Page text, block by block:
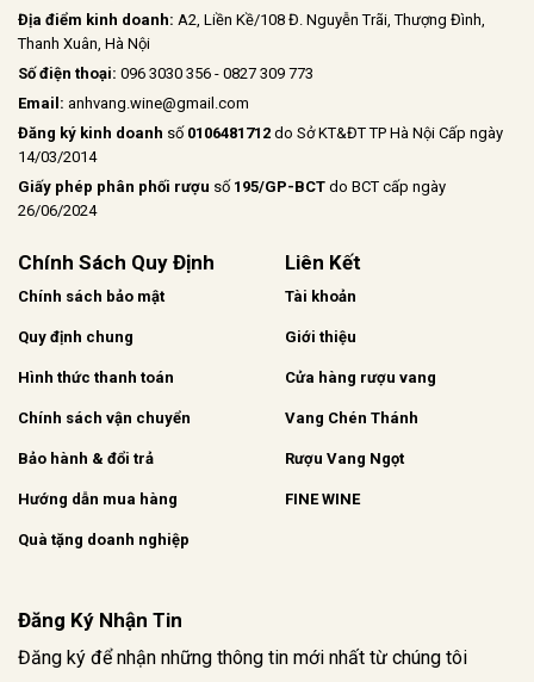
Địa điểm kinh doanh: A2, Liền Kề/108 Đ. Nguyễn Trãi, Thượng Đình,
Thanh Xuân, Hà Nội
Số điện thoại: 096 3030 356 - 0827 309 773
Email: anhvang.wine@gmail.com
Đăng ký kinh doanh số 0106481712 do Sở KT&ĐT TP Hà Nội Cấp ngày
14/03/2014
Giấy phép phân phối rượu số 195/GP-BCT do BCT cấp ngày
26/06/2024
Chính Sách Quy Định
Chính sách bảo mật
Quy định chung
Hình thức thanh toán
Chính sách vận chuyển
Bảo hành & đổi trả
Hướng dẫn mua hàng
Quà tặng doanh nghiệp
Liên Kết
Tài khoản
Giới thiệu
Cửa hàng rượu vang
Vang Chén Thánh
Rượu Vang Ngọt
FINE WINE
Đăng Ký Nhận Tin
Đăng ký để nhận những thông tin mới nhất từ chúng tôi